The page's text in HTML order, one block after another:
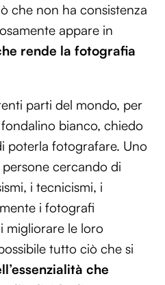
che non ha consistenza
appare in
rende la fotografia
parti del mondo, per
bianco, chiedo
poterla fotografare. Uno
cercando di
i tecnicismi, i
i fotografi
migliorare le loro
tutto ciò che si
che